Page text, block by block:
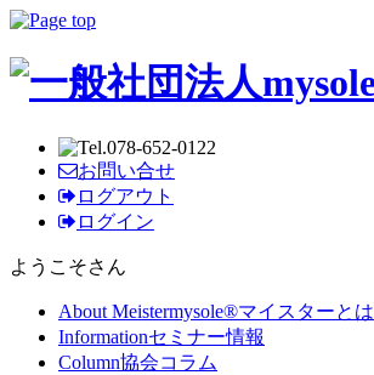
お問い合せ
ログアウト
ログイン
ようこそさん
About Meistermysole®マイスターとは
Informationセミナー情報
Column協会コラム